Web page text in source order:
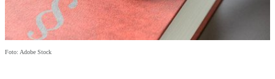
Foto: Adobe Stock